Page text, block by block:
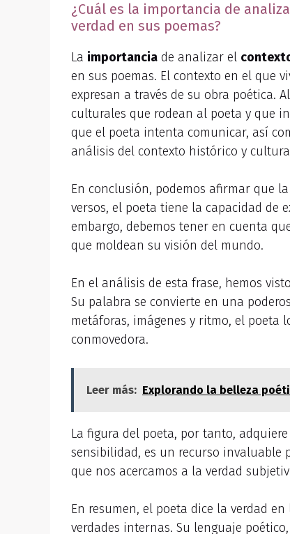
¿Cuál es la importancia de
verdad en sus poemas?
La importancia de analizar el
en sus poemas. El contexto en el que
expresan a través de su obra poética.
culturales que rodean al poeta y que
que el poeta intenta comunicar, así
análisis del contexto histórico y
En conclusión, podemos afirmar que
versos, el poeta tiene la capacidad de
embargo, debemos tener en cuenta
que moldean su visión del mundo.
En el análisis de esta frase, hemos
Su palabra se convierte en una
metáforas, imágenes y ritmo, el poeta
conmovedora.
Leer más: Explorando la belleza
La figura del poeta, por tanto,
sensibilidad, es un recurso invaluable
que nos acercamos a la verdad
En resumen, el poeta dice la verdad
verdades internas. Su lenguaje